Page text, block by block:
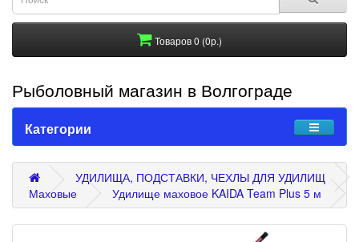
Товаров 0 (0р.)
Рыболовный магазин в Волгограде
Категории
УДИЛИЩА, ПОДСТАВКИ, ЧЕХЛЫ ДЛЯ УДИЛИЩ
Маховые
Удилище маховое KAIDA Team Plus 5 м